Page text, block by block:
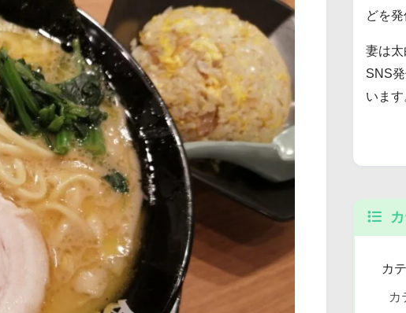
どを発
妻は太
SNS
います
カ